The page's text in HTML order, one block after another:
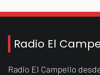
Radio El
Radio El Campello